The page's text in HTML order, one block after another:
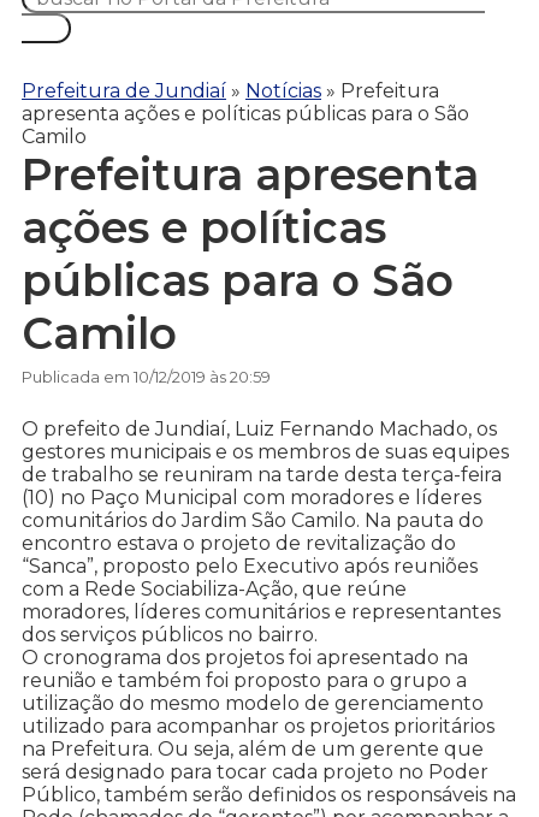
Prefeitura de Jundiaí » Notícias » Prefeitura
apresenta ações e políticas públicas para o São
Camilo
Prefeitura apresenta
ações e políticas
públicas para o São
Camilo
Publicada em 10/12/2019 às 20:59
O prefeito de Jundiaí, Luiz Fernando Machado, os
gestores municipais e os membros de suas equipes
de trabalho se reuniram na tarde desta terça-feira
(10) no Paço Municipal com moradores e líderes
comunitários do Jardim São Camilo. Na pauta do
encontro estava o projeto de revitalização do
“Sanca”, proposto pelo Executivo após reuniões
com a Rede Sociabiliza-Ação, que reúne
moradores, líderes comunitários e representantes
dos serviços públicos no bairro.
O cronograma dos projetos foi apresentado na
reunião e também foi proposto para o grupo a
utilização do mesmo modelo de gerenciamento
utilizado para acompanhar os projetos prioritários
na Prefeitura. Ou seja, além de um gerente que
será designado para tocar cada projeto no Poder
Público, também serão definidos os responsáveis na